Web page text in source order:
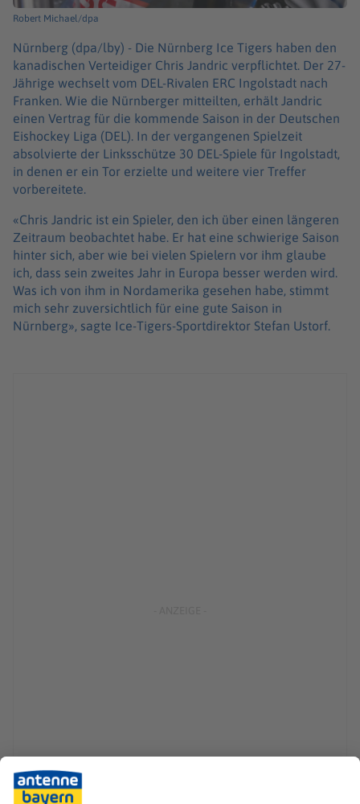
Robert Michael/dpa
Nürnberg (dpa/lby) - Die Nürnberg Ice Tigers haben den
kanadischen Verteidiger Chris Jandric verpflichtet. Der 27-
Jährige wechselt vom DEL-Rivalen ERC Ingolstadt nach
Franken. Wie die Nürnberger mitteilten, erhält Jandric
einen Vertrag für die kommende Saison in der Deutschen
Eishockey Liga (DEL). In der vergangenen Spielzeit
absolvierte der Linksschütze 30 DEL-Spiele für Ingolstadt,
in denen er ein Tor erzielte und weitere vier Treffer
vorbereitete.
«Chris Jandric ist ein Spieler, den ich über einen längeren
Zeitraum beobachtet habe. Er hat eine schwierige Saison
hinter sich, aber wie bei vielen Spielern vor ihm glaube
ich, dass sein zweites Jahr in Europa besser werden wird.
Was ich von ihm in Nordamerika gesehen habe, stimmt
mich sehr zuversichtlich für eine gute Saison in
Nürnberg», sagte Ice-Tigers-Sportdirektor Stefan Ustorf.